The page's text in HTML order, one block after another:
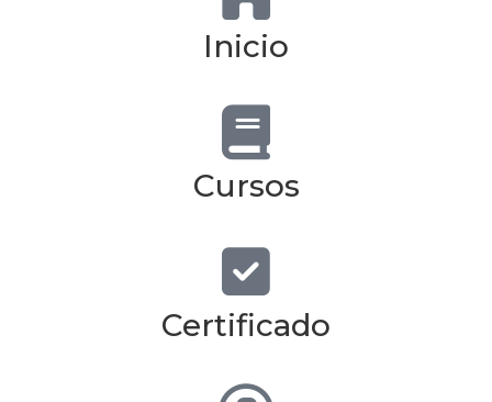
Inicio
Cursos
Certificado